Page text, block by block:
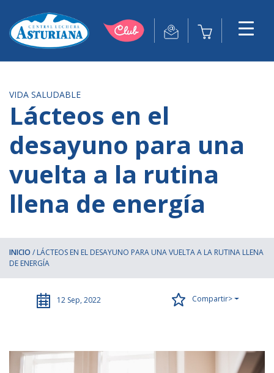
VIDA SALUDABLE
Lácteos en el
desayuno para una
vuelta a la rutina
llena de energía
INICIO / LÁCTEOS EN EL DESAYUNO PARA UNA VUELTA A LA RUTINA LLENA
DE ENERGÍA
12 Sep, 2022 Compartir>